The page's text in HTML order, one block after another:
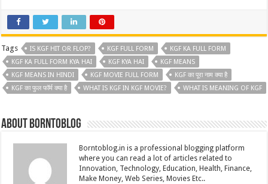
e
b
o
o
tt
er
ai
l
er
es
t
di
t
e
dI
n
sA
p
p
y
Li
n
e
Tags IS KGF HIT OR FLOP? KGF FULL FORM
KGF KA FULL FORM
KGF KA FULL FORM KYA HAI
KGF KYA HAI
KGF MEANS
KGF MEANS IN HINDI
KGF MOVIE FULL FORM
KGF का पूरा नाम क्या है
KGF का फुल फॉर्म क्या है
WHAT IS KGF IN KGF MOVIE? WHAT IS MEANING OF KGF
About borntoblog
Borntoblog.in is a professional blogging platform
where you can read a lot of articles related to
Innovation, Technology, Education, Health, Finance,
Make Money, Web Series, Movies Etc..